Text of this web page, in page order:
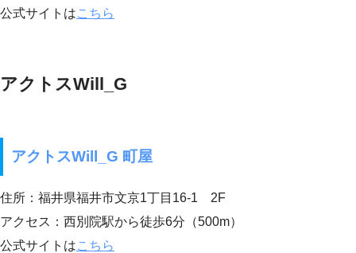
公式サイトはこちら
アクトスWill_G
アクトスWill_G 町屋
住所：福井県福井市文京1丁目16-1 2F
アクセス：西別院駅から徒歩6分（500m）
公式サイトはこちら